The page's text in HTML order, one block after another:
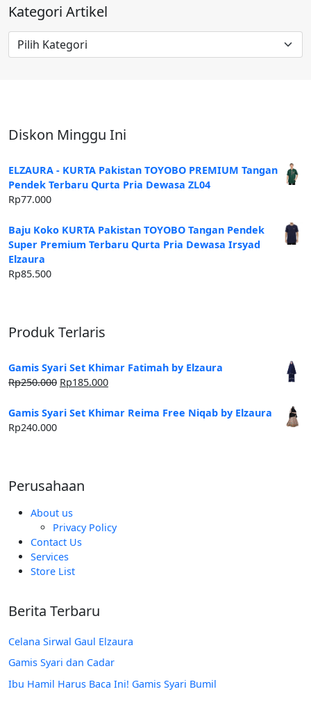
Kategori Artikel
Kategori
Artikel
Diskon Minggu Ini
ELZAURA - KURTA Pakistan TOYOBO PREMIUM Tangan
Pendek Terbaru Qurta Pria Dewasa ZL04
Rp77.000
Baju Koko KURTA Pakistan TOYOBO Tangan Pendek
Super Premium Terbaru Qurta Pria Dewasa Irsyad
Elzaura
Rp85.500
Produk Terlaris
Gamis Syari Set Khimar Fatimah by Elzaura
Rp250.000 Harga
adalah:
Rp185.000Harga
ini
Gamis Syari Set Khimar Reima Free Niqab by Elzaura
Rp240.000
Perusahaan
About us
Privacy Policy
Contact Us
Services
Store List
Berita Terbaru
Celana Sirwal Gaul Elzaura
Gamis Syari dan Cadar
Ibu Hamil Harus Baca Ini! Gamis Syari Bumil